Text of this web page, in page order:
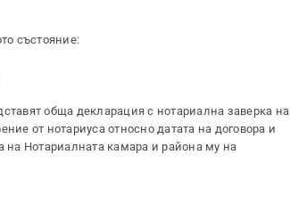
състояние:
обща декларация с нотариална заверка на
от нотариуса относно датата на договора и
на Нотариалната камара и района му на